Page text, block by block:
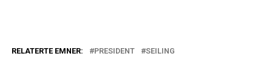
RELATERTE EMNER: PRESIDENT SEILING